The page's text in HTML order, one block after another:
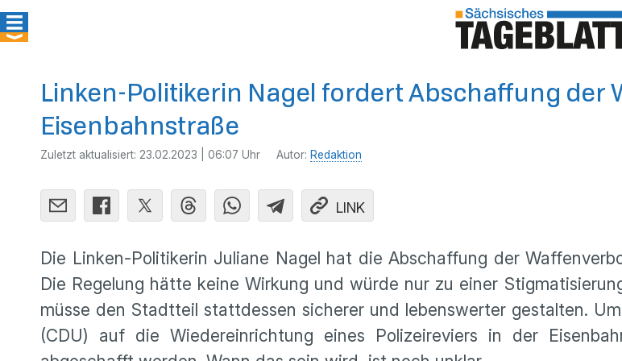
Linken-Politikerin Nagel fordert Abschaffung der
Eisenbahnstraße
Zuletzt aktualisiert: 23.02.2023 | 06:07 Uhr Autor: Redaktion
LINK
Die Linken-Politikerin Juliane Nagel hat die Abschaffung der
Die Regelung hätte keine Wirkung und würde nur zu einer
müsse den Stadtteil stattdessen sicherer und lebenswerter gestalten.
(CDU) auf die Wiedereinrichtung eines Polizeireviers in der